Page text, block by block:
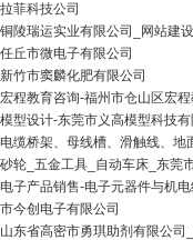
拉菲科技公司
铜陵瑞运实业有限公司_网站建
任丘市微电子有限公司
新竹市窦麟化肥有限公司
宏程教育咨询-福州市仓山区宏
模型设计-东莞市义高模型科技有
电缆桥架、母线槽、滑触线、地
砂轮_五金工具_自动车床_东莞
电子产品销售-电子元器件与机
市今创电子有限公司
山东省高密市勇琪助剂有限公